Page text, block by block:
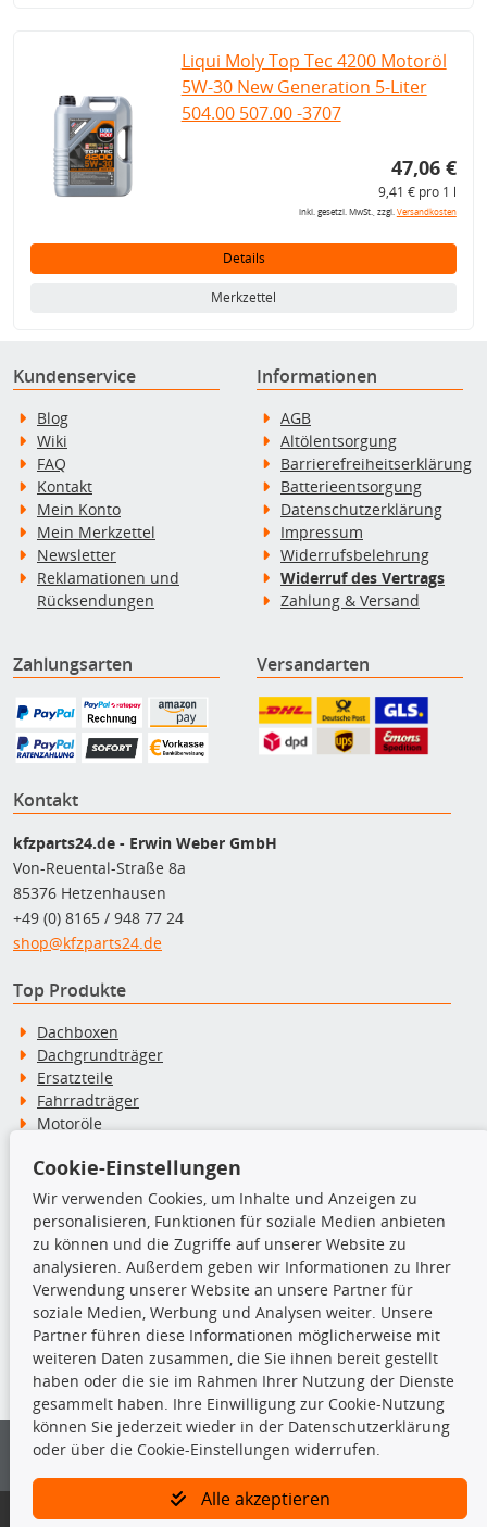
Liqui Moly Top Tec 4200 Motoröl
5W-30 New Generation 5-Liter
504.00 507.00 -3707
47,06 €
9,41 € pro 1 l
inkl. gesetzl. MwSt., zzgl.Versandkosten
Details
Merkzettel
Kundenservice
Blog
Wiki
FAQ
Kontakt
Mein Konto
Mein Merkzettel
Newsletter
Reklamationen und
Rücksendungen
Informationen
AGB
Altölentsorgung
Barrierefreiheitserklärung
Batterieentsorgung
Datenschutzerklärung
Impressum
Widerrufsbelehrung
Widerruf des Vertrags
Zahlung & Versand
Zahlungsarten Versandarten
Kontakt
kfzparts24.de - Erwin Weber GmbH
Von-Reuental-Straße 8a
85376 Hetzenhausen
+49 (0) 8165 / 948 77 24
shop@kfzparts24.de
Top Produkte
Dachboxen
Dachgrundträger
Ersatzteile
Fahrradträger
Motoröle
Schneeketten
TecDoc Inside
Die hier angezeigten Daten insbesondere die gesamte Datenbank dürfen
nicht kopiert werden.
Es ist zu unterlassen, die Daten oder die gesamte Datenbank ohne
vorherige Zustimmung von TecDoc zu vervielfältigen, zu verbreiten
und/oder diese Handlungen durch Dritte ausführen zu lassen. Ein
Bitte prüfen Sie, ob das über unseren Onlineshop identifizierte Ersatzteil
Cookie-Einstellungen
Wir verwenden Cookies, um Inhalte und Anzeigen zu
personalisieren, Funktionen für soziale Medien anbieten
zu können und die Zugriffe auf unserer Website zu
analysieren. Außerdem geben wir Informationen zu Ihrer
Verwendung unserer Website an unsere Partner für
soziale Medien, Werbung und Analysen weiter. Unsere
Partner führen diese Informationen möglicherweise mit
weiteren Daten zusammen, die Sie ihnen bereit gestellt
haben oder die sie im Rahmen Ihrer Nutzung der Dienste
gesammelt haben. Ihre Einwilligung zur Cookie-Nutzung
können Sie jederzeit wieder in der Datenschutzerklärung
oder über die Cookie-Einstellungen widerrufen.
Alle akzeptieren